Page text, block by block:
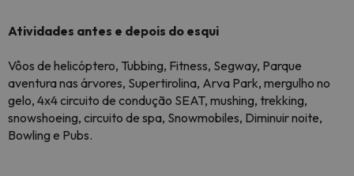
Atividades antes e depois do esqui
Vôos de helicóptero, Tubbing, Fitness, Segway, Parque
aventura nas árvores, Supertirolina, Arva Park, mergulho no
gelo, 4x4 circuito de condução SEAT, mushing, trekking,
snowshoeing, circuito de spa, Snowmobiles, Diminuir noite,
Bowling e Pubs.